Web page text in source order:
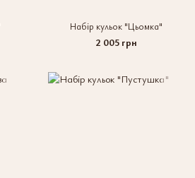
Набір кульок "Цьомка"
2 005 грн